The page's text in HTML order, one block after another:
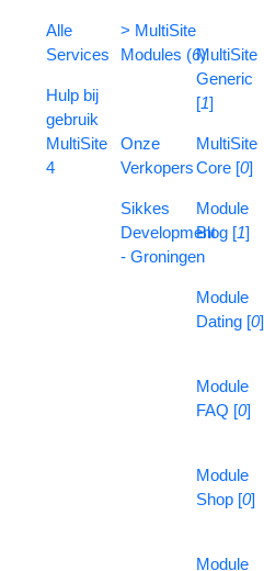
Alle
Services
Hulp bij
gebruik
MultiSite
4
> MultiSite
Modules (6)
Onze
Verkopers
Sikkes
Development
- Groningen
MultiSite
Generic
[1]
MultiSite
Core [0]
Module
Blog [1]
Module
Dating [0]
Module
FAQ [0]
Module
Shop [0]
Module